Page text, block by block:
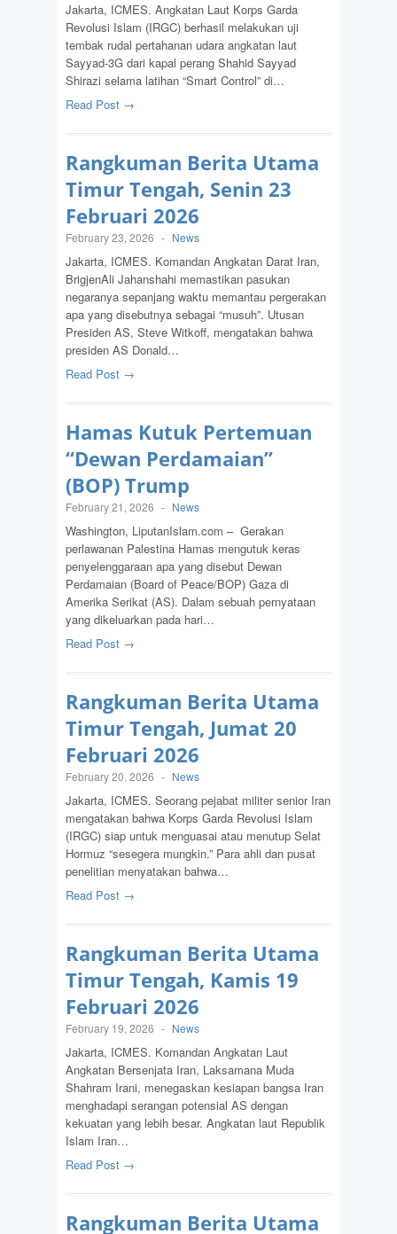
Jakarta, ICMES. Angkatan Laut Korps Garda
Revolusi Islam (IRGC) berhasil melakukan uji
tembak rudal pertahanan udara angkatan laut
Sayyad-3G dari kapal perang Shahid Sayyad
Shirazi selama latihan “Smart Control” di…
Read Post →
Rangkuman Berita Utama
Timur Tengah, Senin 23
Februari 2026
February 23, 2026 - News
Jakarta, ICMES. Komandan Angkatan Darat Iran,
BrigjenAli Jahanshahi memastikan pasukan
negaranya sepanjang waktu memantau pergerakan
apa yang disebutnya sebagai “musuh”. Utusan
Presiden AS, Steve Witkoff, mengatakan bahwa
presiden AS Donald…
Read Post →
Hamas Kutuk Pertemuan
“Dewan Perdamaian”
(BOP) Trump
February 21, 2026 - News
Washington, LiputanIslam.com – Gerakan
perlawanan Palestina Hamas mengutuk keras
penyelenggaraan apa yang disebut Dewan
Perdamaian (Board of Peace/BOP) Gaza di
Amerika Serikat (AS). Dalam sebuah pernyataan
yang dikeluarkan pada hari…
Read Post →
Rangkuman Berita Utama
Timur Tengah, Jumat 20
Februari 2026
February 20, 2026 - News
Jakarta, ICMES. Seorang pejabat militer senior Iran
mengatakan bahwa Korps Garda Revolusi Islam
(IRGC) siap untuk menguasai atau menutup Selat
Hormuz “sesegera mungkin.” Para ahli dan pusat
penelitian menyatakan bahwa…
Read Post →
Rangkuman Berita Utama
Timur Tengah, Kamis 19
Februari 2026
February 19, 2026 - News
Jakarta, ICMES. Komandan Angkatan Laut
Angkatan Bersenjata Iran, Laksamana Muda
Shahram Irani, menegaskan kesiapan bangsa Iran
menghadapi serangan potensial AS dengan
kekuatan yang lebih besar. Angkatan laut Republik
Islam Iran…
Read Post →
Rangkuman Berita Utama